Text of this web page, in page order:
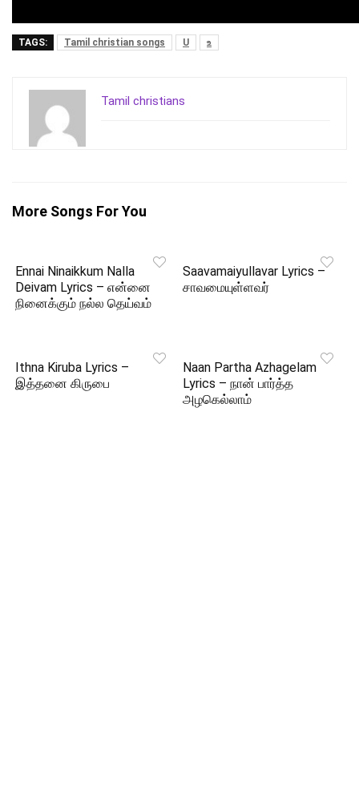
TAGS: Tamil christian songs U உ
Tamil christians
More Songs For You
Ennai Ninaikkum Nalla
Deivam Lyrics – என்னை
நினைக்கும் நல்ல தெய்வம்
Saavamaiyullavar Lyrics –
சாவமையுள்ளவர்
Ithna Kiruba Lyrics –
இத்தனை கிருபை
Naan Partha Azhagelam
Lyrics – நான் பார்த்த
அழகெல்லாம்